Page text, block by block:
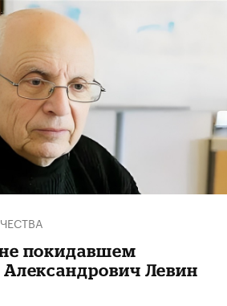
покидавшем
Левин